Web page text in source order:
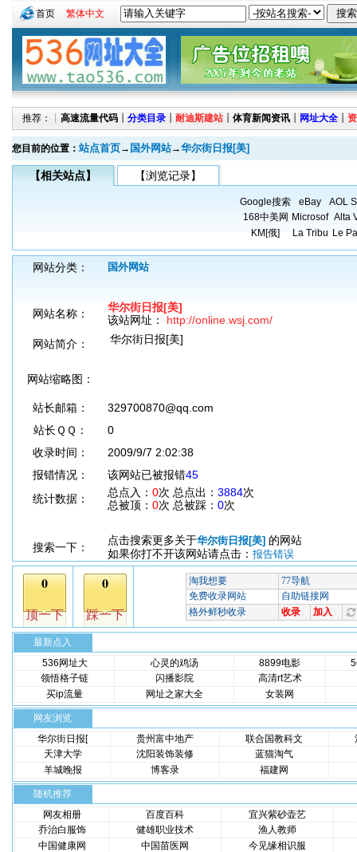
首页 繁体中文
推荐：┊ 高速流量代码 ┊ 分类目录 ┊ 耐迪斯建站 ┊ 体育新闻资讯 ┊ 网址大全 ┊
您目前的位置： 站点首页→ 国外网站→华尔街日报[美]
【相关站点】 【浏览记录】
Google搜索 eBay
AOL
168中美网 Microsof Alta
KM[俄]
La Tribu Le
网站分类： 国外网站
网站名称：
华尔街日报[美]
该站网址： http://online.wsj.com/
网站简介：
华尔街日报[美]
网站缩略图：
站长邮箱：
329700870@qq.com
站长ＱＱ：
0
收录时间：
2009/9/7 2:02:38
报错情况：
该网站已被报错45
统计数据：
总点入： 0次 总点出： 3884次
总被顶： 0次 总被踩： 0次
搜索一下：
点击搜索更多关于华尔街日报[美] 的网站
如果你打不开该网站请点击： 报告错误
最新点入
536网址大
心灵的鸡汤 8899电影
领悟格子链
闪播影院
高清rt艺术
买ip流量
网址之家大全 女装网
网友浏览
华尔街日报[
贵州富中地产 联合国教科文
天津大学
沈阳装饰装修 蓝猫淘气
羊城晚报
博客录 福建网
随机推荐
网友相册
百度百科 宜兴紫砂壶艺
乔治白服饰
健雄职业技术 渔人教师
中国健康网
中国苗医网 今见缘相识服